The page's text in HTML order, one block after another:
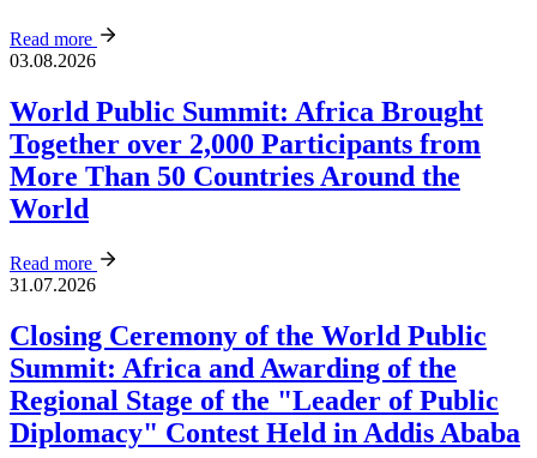
Read more
03.08.2026
World Public Summit: Africa Brought
Together over 2,000 Participants from
More Than 50 Countries Around the
World
Read more
31.07.2026
Closing Ceremony of the World Public
Summit: Africa and Awarding of the
Regional Stage of the "Leader of Public
Diplomacy" Contest Held in Addis Ababa